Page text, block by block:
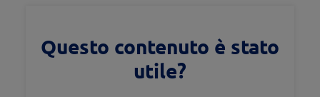
Questo contenuto è stato
utile?